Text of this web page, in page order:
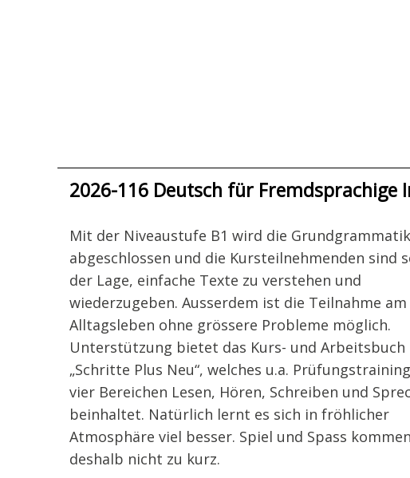
2026-116 Deutsch für Fremdsprachige
Mit der Niveaustufe B1 wird die Grundgrammatik
abgeschlossen und die Kursteilnehmenden sind
der Lage, einfache Texte zu verstehen und
wiederzugeben. Ausserdem ist die Teilnahme am
Alltagsleben ohne grössere Probleme möglich.
Unterstützung bietet das Kurs- und Arbeitsbuch
„Schritte Plus Neu“, welches u.a.
vier Bereichen Lesen, Hören, Schreiben und
beinhaltet. Natürlich lernt es sich in fröhlicher
Atmosphäre viel besser. Spiel und Spass kommen
deshalb nicht zu kurz.